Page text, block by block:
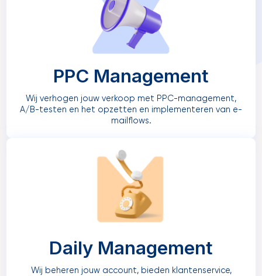
PPC Management
Wij verhogen jouw verkoop met PPC-management,
A/B-testen en het opzetten en implementeren van e-
mailflows.
Daily Management
Wij beheren jouw account, bieden klantenservice,